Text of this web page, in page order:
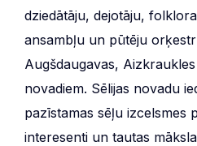
dziedātāju, dejotāju,
ansambļu un pūtēju
Augšdaugavas,
novadiem. Sēlijas novadu
pazīstamas sēļu izcelsmes
interesenti un tautas